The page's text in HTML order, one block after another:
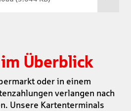
Überblick
oder in einem
verlangen nach
Unsere Kartenterminals